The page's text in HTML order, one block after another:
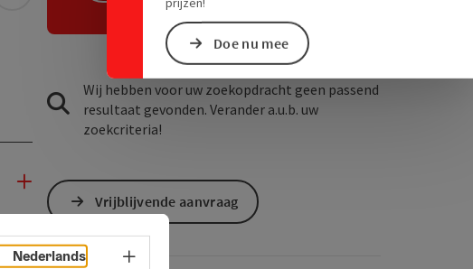
Doe nu mee
Wij hebben voor uw zoekopdracht geen passend
resultaat gevonden. Verander a.u.b. uw
zoekcriteria!
Vrijblijvende aanvraag
Nederlands Taalkeuze - menu openen